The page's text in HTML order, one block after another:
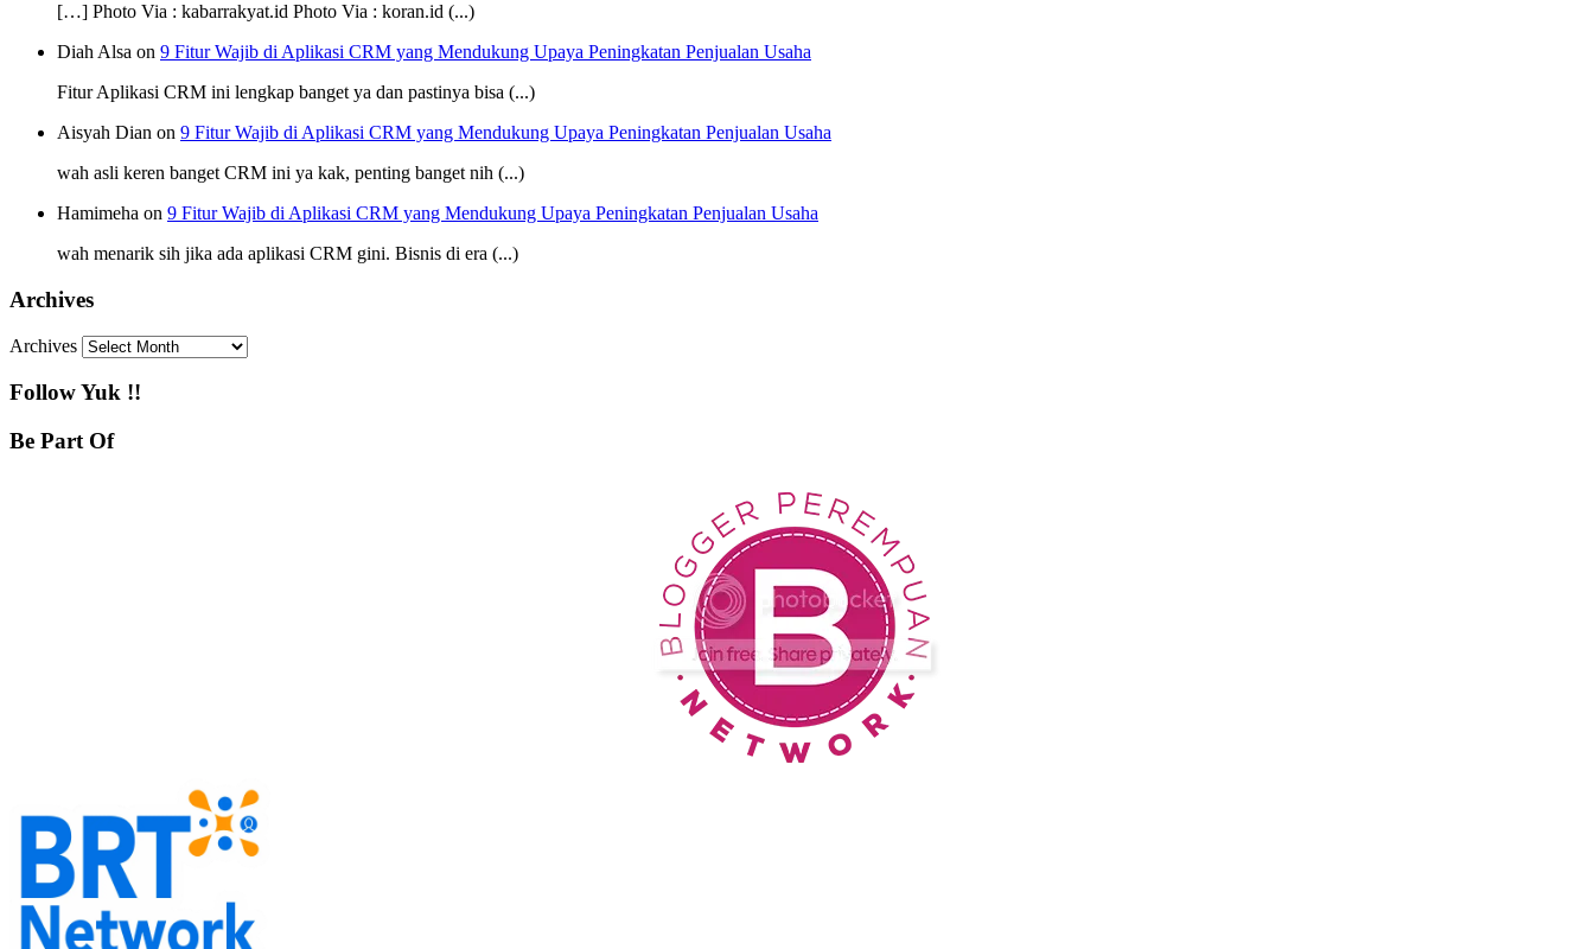
[…] Photo Via : kabarrakyat.id Photo Via : koran.id (...)
Diah Alsa on 9 Fitur Wajib di Aplikasi CRM yang Mendukung Upaya Peningkatan Penjualan Usaha
Fitur Aplikasi CRM ini lengkap banget ya dan pastinya bisa (...)
Aisyah Dian on 9 Fitur Wajib di Aplikasi CRM yang Mendukung Upaya Peningkatan Penjualan Usaha
wah asli keren banget CRM ini ya kak, penting banget nih (...)
Hamimeha on 9 Fitur Wajib di Aplikasi CRM yang Mendukung Upaya Peningkatan Penjualan Usaha
wah menarik sih jika ada aplikasi CRM gini. Bisnis di era (...)
Archives
Archives
Follow Yuk !!
Be Part Of